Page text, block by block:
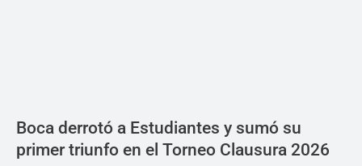
Boca derrotó a Estudiantes y sumó su
primer triunfo en el Torneo Clausura 2026